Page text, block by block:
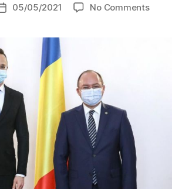
Post05/05/2021 No Commentson